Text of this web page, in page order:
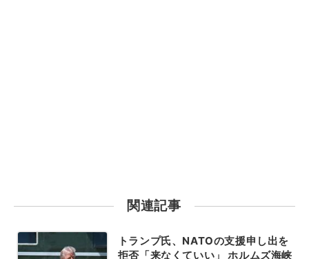
関連記事
トランプ氏、NATOの支援申し出を
拒否「来なくていい」 ホルムズ海峡